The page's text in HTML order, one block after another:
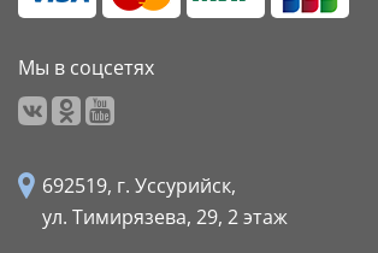
Мы в соцсетях
692519, г. Уссурийск,
ул. Тимирязева, 29, 2 этаж